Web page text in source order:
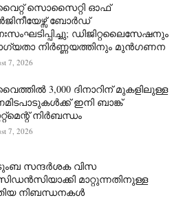
സൊസൈറ്റി ഓഫ്
ബോർഡ്
ഡിജിറ്റലൈസേഷനും
നിർണ്ണയത്തിനും മുൻഗണന
7, 2026
3,000 ദിനാറിന് മുകളിലുള്ള
ഇനി ബാങ്ക്
നിർബന്ധം
7, 2026
സന്ദർശക വിസ
മാറ്റുന്നതിനുള്ള
നിബന്ധനകൾ